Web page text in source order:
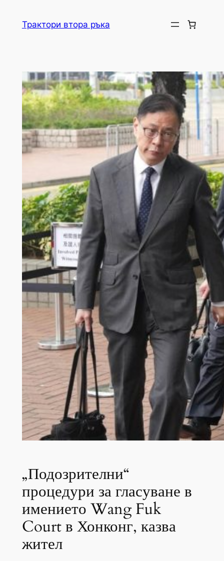
Трактори втора ръка
„Подозрителни“
процедури за гласуване в
имението Wang Fuk
Court в Хонконг, казва
жител